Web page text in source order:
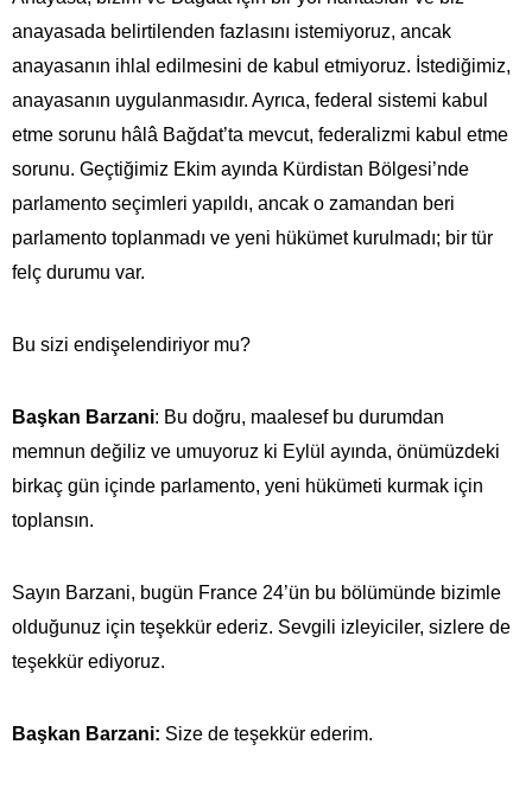
anayasada belirtilenden fazlasını istemiyoruz, ancak
anayasanın ihlal edilmesini de kabul etmiyoruz. İstediğimiz,
anayasanın uygulanmasıdır. Ayrıca, federal sistemi kabul
etme sorunu hâlâ Bağdat’ta mevcut, federalizmi kabul etme
sorunu. Geçtiğimiz Ekim ayında Kürdistan Bölgesi’nde
parlamento seçimleri yapıldı, ancak o zamandan beri
parlamento toplanmadı ve yeni hükümet kurulmadı; bir tür
felç durumu var.
Bu sizi endişelendiriyor mu?
Başkan Barzani: Bu doğru, maalesef bu durumdan
memnun değiliz ve umuyoruz ki Eylül ayında, önümüzdeki
birkaç gün içinde parlamento, yeni hükümeti kurmak için
toplansın.
Sayın Barzani, bugün France 24’ün bu bölümünde bizimle
olduğunuz için teşekkür ederiz. Sevgili izleyiciler, sizlere de
teşekkür ediyoruz.
Başkan Barzani: Size de teşekkür ederim.